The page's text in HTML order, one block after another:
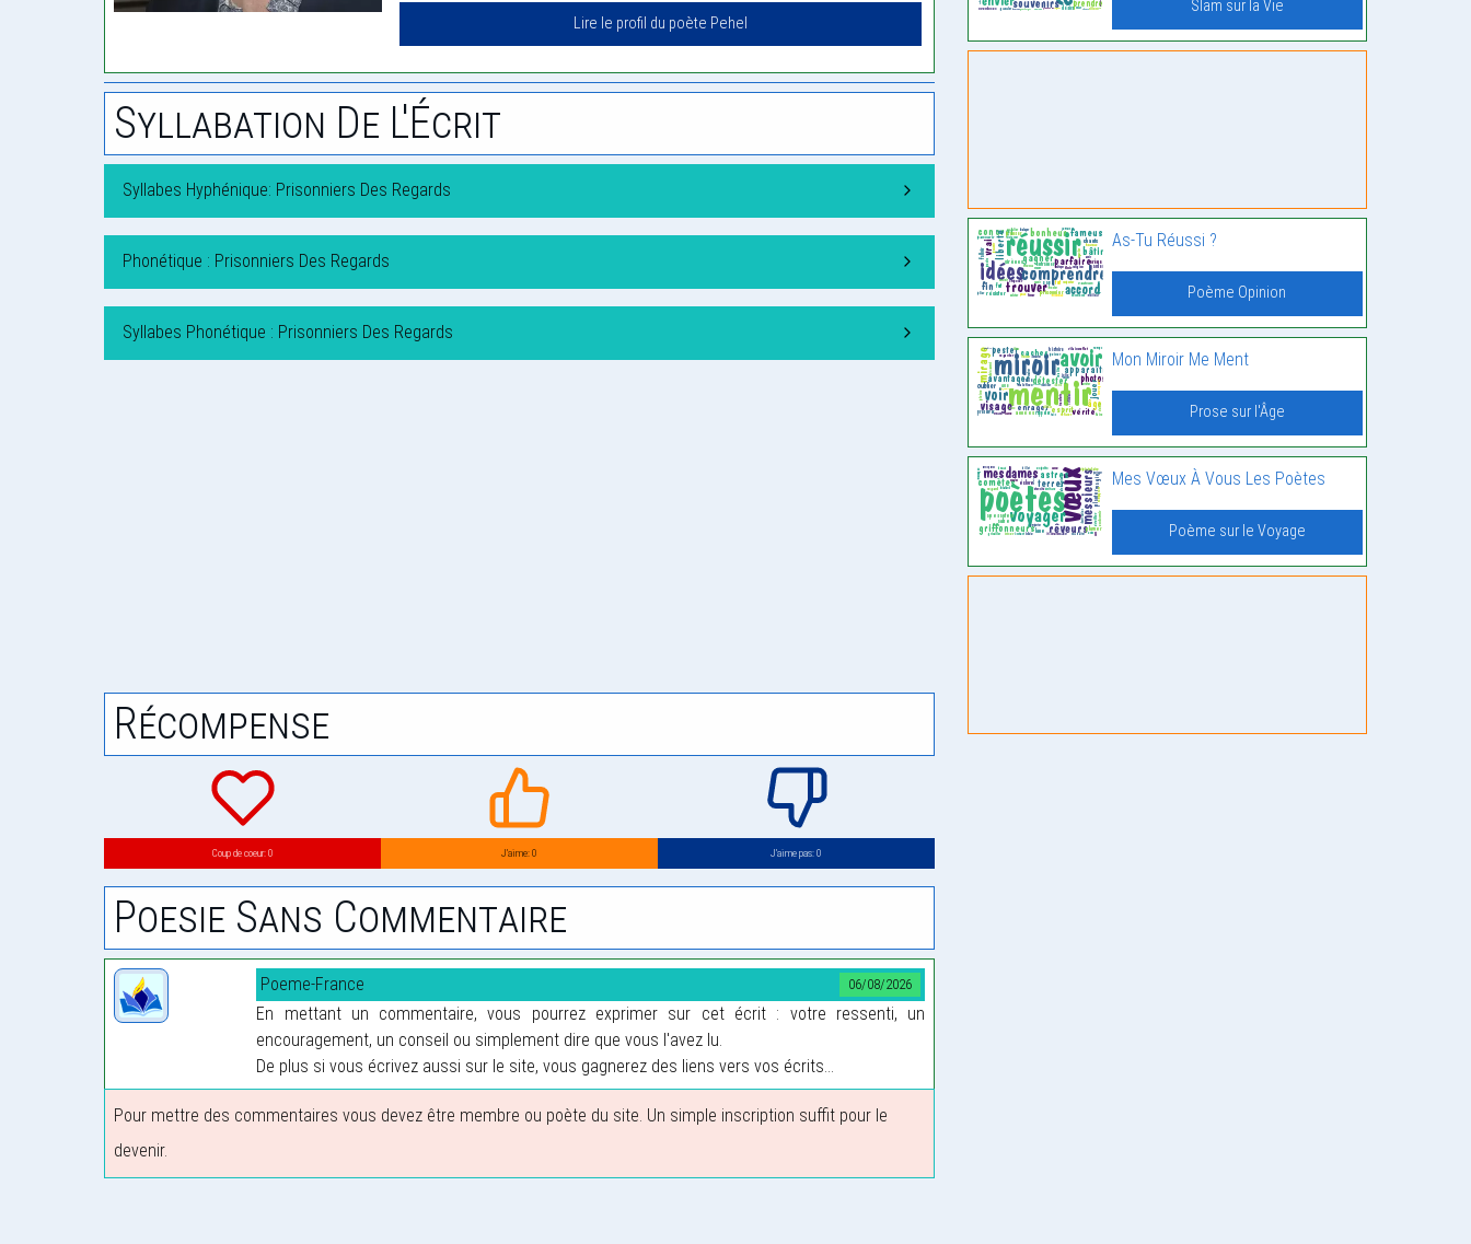
Lire le profil du poète Pehel
Syllabation De L'Écrit
Syllabes Hyphénique: Prisonniers Des Regards
Phonétique : Prisonniers Des Regards
Syllabes Phonétique : Prisonniers Des Regards
Récompense
Coup de coeur: 0 J’aime: 0 J’aime pas: 0
Poesie Sans Commentaire
06/08/2026
Poeme-France
En mettant un commentaire, vous pourrez exprimer sur cet écrit : votre ressenti, un
encouragement, un conseil ou simplement dire que vous l'avez lu.
De plus si vous écrivez aussi sur le site, vous gagnerez des liens vers vos écrits...
Pour mettre des commentaires vous devez être membre ou poète du site. Un simple inscription suffit pour le
devenir.
Slam sur la Vie
As-Tu Réussi ?
Poème Opinion
Mon Miroir Me Ment
Prose sur l'Âge
Mes Vœux À Vous Les Poètes
Poème sur le Voyage